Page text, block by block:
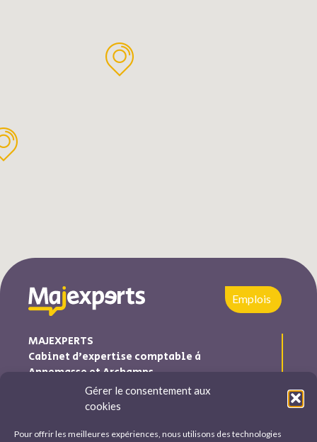
Gérer le consentement aux
cookies
Pour offrir les meilleures expériences, nous utilisons des technologies
Emplois
MAJEXPERTS
Cabinet d’expertise comptable à
Annemasse et Archamps
Majexperts est inscrite au tableau de l’ordre des experts
comptables Auvergne-Rhône-Alpes